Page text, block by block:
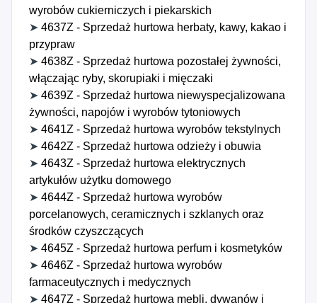
wyrobów cukierniczych i piekarskich
➤ 4637Z - Sprzedaż hurtowa herbaty, kawy, kakao i
przypraw
➤ 4638Z - Sprzedaż hurtowa pozostałej żywności,
włączając ryby, skorupiaki i mięczaki
➤ 4639Z - Sprzedaż hurtowa niewyspecjalizowana
żywności, napojów i wyrobów tytoniowych
➤ 4641Z - Sprzedaż hurtowa wyrobów tekstylnych
➤ 4642Z - Sprzedaż hurtowa odzieży i obuwia
➤ 4643Z - Sprzedaż hurtowa elektrycznych
artykułów użytku domowego
➤ 4644Z - Sprzedaż hurtowa wyrobów
porcelanowych, ceramicznych i szklanych oraz
środków czyszczących
➤ 4645Z - Sprzedaż hurtowa perfum i kosmetyków
➤ 4646Z - Sprzedaż hurtowa wyrobów
farmaceutycznych i medycznych
➤ 4647Z - Sprzedaż hurtowa mebli, dywanów i